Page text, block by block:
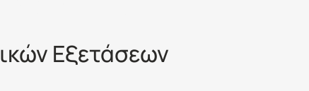
Εξετάσεων